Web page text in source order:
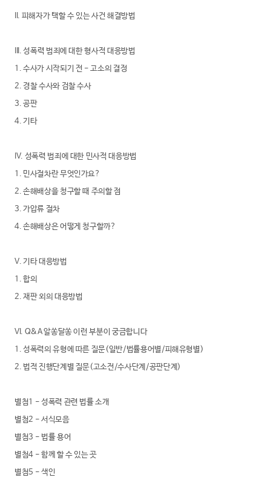
II. 피해자가 택할 수 있는 사건 해결방법
III. 성폭력 범죄에 대한 형사적 대응방법
1. 수사가 시작되기 전 - 고소의 결정
2. 경찰 수사와 검찰 수사
3. 공판
4. 기타
IV. 성폭력 범죄에 대한 민사적 대응방법
1. 민사절차란 무엇인가요?
2. 손해배상을 청구할 때 주의할 점
3. 가압류 절차
4. 손해배상은 어떻게 청구할까?
V. 기타 대응방법
1. 합의
2. 재판 외의 대응방법
VI. Q&A 알쏭달쏭 이런 부분이 궁금합니다
1. 성폭력의 유형에 따른 질문(일반/법률용어별/피해유형별)
2. 법적 진행단계별 질문(고소전/수사단계/공판단계)
별첨1 - 성폭력 관련 법률 소개
별첨2 - 서식모음
별첨3 - 법률 용어
별첨4 - 함께 할 수 있는 곳
별첨5 - 색인